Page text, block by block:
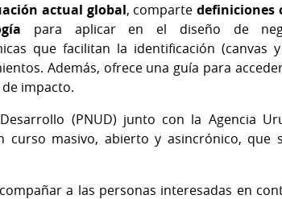
actual global, compartedefiniciones
para aplicar en el diseño de
que facilitan la identificación (canvas
Además, ofrece una guía para
impacto.
(PNUD) junto con la Agencia
curso masivo, abierto y asincrónico, que
a las personas interesadas en